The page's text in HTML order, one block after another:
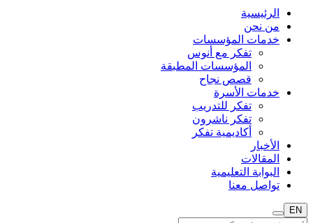
الرئيسية
من نحن
خدمات المؤسسات
تفكر مع أنوس
المؤسسات المطبقة
قصص نجاح
خدمات الأسرة
تفكر للتدريب
تفكر ناشرون
أكاديمية تفكر
الأخبار
المقالات
البوابة التعليمية
تواصل معنا
EN